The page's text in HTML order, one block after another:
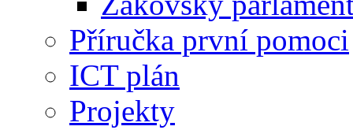
Příručka první pomoci
ICT plán
Projekty